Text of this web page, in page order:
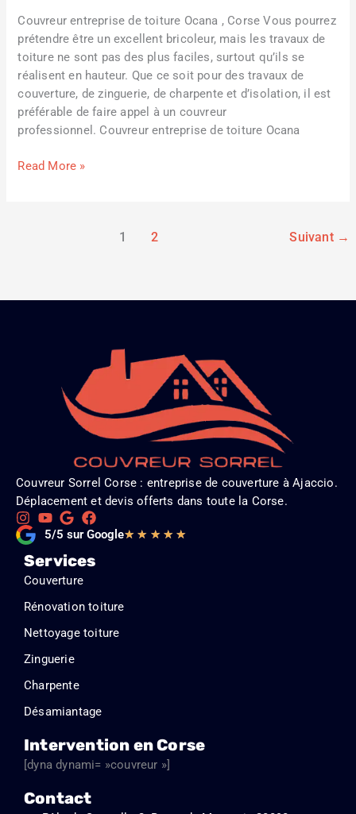
Couvreur entreprise de toiture Ocana , Corse Vous pourrez
prétendre être un excellent bricoleur, mais les travaux de
toiture ne sont pas des plus faciles, surtout qu’ils se
réalisent en hauteur. Que ce soit pour des travaux de
couverture, de zinguerie, de charpente et d’isolation, il est
préférable de faire appel à un couvreur
professionnel. Couvreur entreprise de toiture Ocana
Read More »
1 2 Suivant →
Couvreur Sorrel Corse : entreprise de couverture à Ajaccio.
Déplacement et devis offerts dans toute la Corse.
5/5 sur Google★ ★ ★ ★ ★Noté
Services
Couverture
Rénovation toiture
Nettoyage toiture
Zinguerie
Charpente
Désamiantage
Intervention en Corse
[dyna dynami= »couvreur »]
Contact